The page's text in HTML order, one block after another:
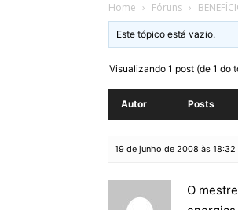
Home › Fóruns ›
Este tópico está vazio.
Visualizando 1 post (de 1 do
Autor Posts
19 de junho de 2008 às 18:32
O